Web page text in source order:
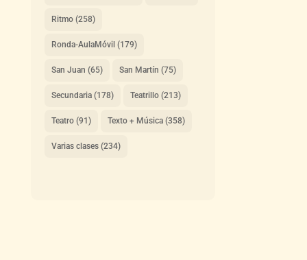
Ritmo(258)
Ronda-AulaMóvil (179)
San Juan (65) San Martín (75)
Secundaria(178) Teatrillo(213)
Teatro(91) Texto + Música(358)
Varias clases(234)